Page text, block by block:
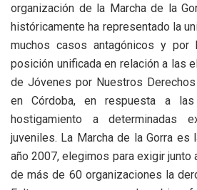
organización de la Marcha de la
históricamente ha representado la
muchos casos antagónicos y
posición unificada en relación a las
de Jóvenes por Nuestros
en Córdoba, en respuesta a
hostigamiento a determinadas
juveniles. La Marcha de la Gorra
año 2007, elegimos para exigir junto
de más de 60 organizaciones la